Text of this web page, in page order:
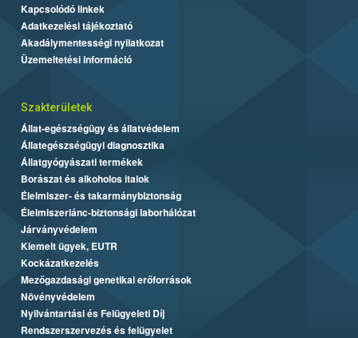
Kapcsolódó linkek
Adatkezelési tájékoztató
Akadálymentességi nyilatkozat
Üzemeltetési információ
Szakterületek
Állat-egészségügy és állatvédelem
Állategészségügyi diagnosztika
Állatgyógyászati termékek
Borászat és alkoholos italok
Élelmiszer- és takarmánybiztonság
Élelmiszerlánc-biztonsági laborhálózat
Járványvédelem
Kiemelt ügyek, EUTR
Kockázatkezelés
Mezőgazdasági genetikai erőforrások
Növényvédelem
Nyilvántartási és Felügyeleti Díj
Rendszerszervezés és felügyelet